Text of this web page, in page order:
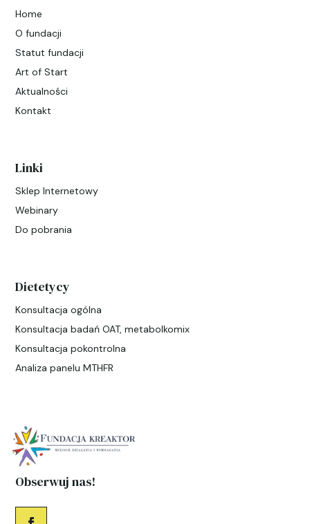
Home
O fundacji
Statut fundacji
Art of Start
Aktualności
Kontakt
Linki
Sklep Internetowy
Webinary
Do pobrania
Dietetycy
Konsultacja ogólna
Konsultacja badań OAT, metabolkomix
Konsultacja pokontrolna
Analiza panelu MTHFR
Obserwuj nas!